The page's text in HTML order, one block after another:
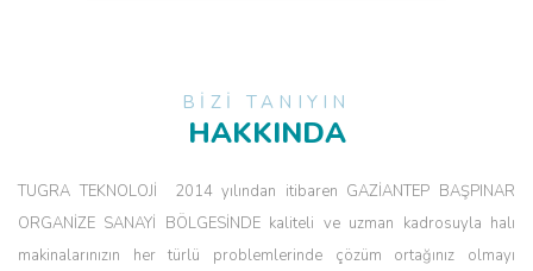
BİZİ TANIYIN
HAKKINDA
TUGRA TEKNOLOJİ 2014 yılından itibaren GAZİANTEP BAŞPINAR
ORGANİZE SANAYİ BÖLGESİNDE kaliteli ve uzman kadrosuyla halı
makinalarınızın her türlü problemlerinde çözüm ortağınız olmayı